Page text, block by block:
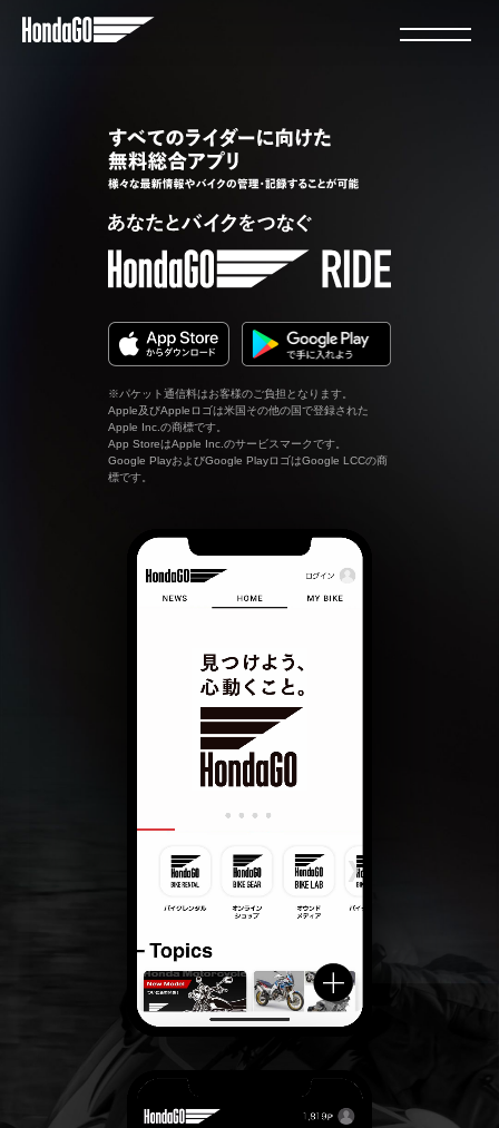
※パケット通信料はお客様のご負担となります。
Apple及びAppleロゴは米国その他の国で登録された
Apple Inc.の商標です。
App StoreはApple Inc.のサービスマークです。
Google PlayおよびGoogle PlayロゴはGoogle LCCの商
標です。